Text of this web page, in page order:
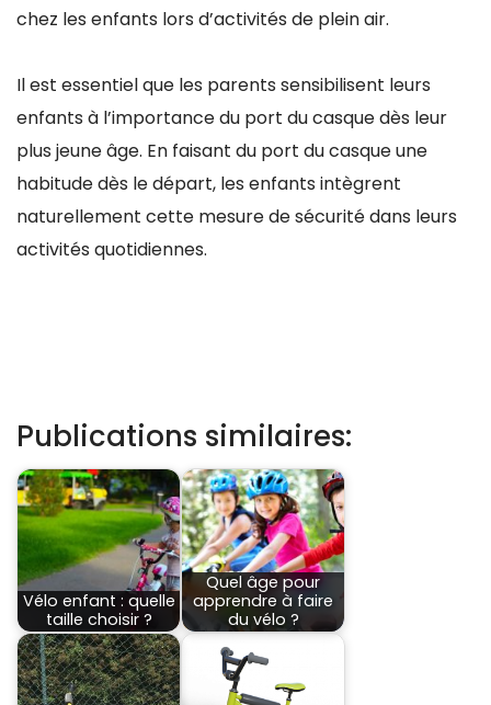
chez les enfants lors d’activités de plein air.
Il est essentiel que les parents sensibilisent leurs
enfants à l’importance du port du casque dès leur
plus jeune âge. En faisant du port du casque une
habitude dès le départ, les enfants intègrent
naturellement cette mesure de sécurité dans leurs
activités quotidiennes.
Publications similaires:
Vélo enfant : quelle
taille choisir ?
Quel âge pour
apprendre à faire
du vélo ?